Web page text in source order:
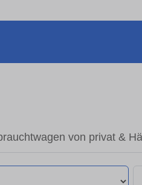
von privat &